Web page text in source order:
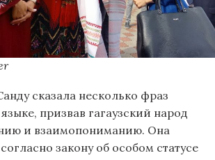
сказала несколько фраз
призвав гагаузский народ
и взаимопониманию. Она
закону об особом статусе